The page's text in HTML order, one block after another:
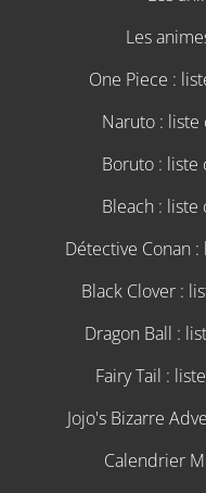
Les
One Piece :
Naruto :
Boruto :
Bleach :
Détective Conan
Black Clover :
Dragon Ball :
Fairy Tail :
Jojo's Bizarre
Calendrier